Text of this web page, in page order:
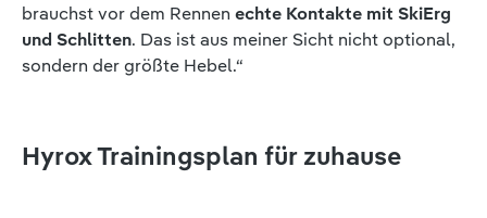
brauchst vor dem Rennen echte Kontakte mit SkiErg
und Schlitten. Das ist aus meiner Sicht nicht optional,
sondern der größte Hebel.“
Hyrox Trainingsplan für zuhause